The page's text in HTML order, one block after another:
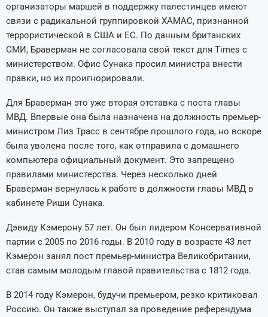
организаторы маршей в поддержку палестинцев имеют
связи с радикальной группировкой ХАМАС, признанной
террористической в США и ЕС. По данным британских
СМИ, Браверман не согласовала свой текст для Times с
министерством. Офис Сунака просил министра внести
правки, но их проигнорировали.
Для Браверман это уже вторая отставка с поста главы
МВД. Впервые она была назначена на должность премьер-
министром Лиз Трасс в сентябре прошлого года, но вскоре
была уволена после того, как отправила с домашнего
компьютера официальный документ. Это запрещено
правилами министерства. Через несколько дней
Браверман вернулась к работе в должности главы МВД в
кабинете Риши Сунака.
Дэвиду Кэмерону 57 лет. Он был лидером Консервативной
партии с 2005 по 2016 годы. В 2010 году в возрасте 43 лет
Кэмерон занял пост премьер-министра Великобритании,
став самым молодым главой правительства с 1812 года.
В 2014 году Кэмерон, будучи премьером, резко критиковал
Россию. Он также выступал за проведение референдума